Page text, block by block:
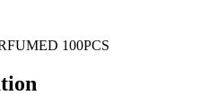
100PCS